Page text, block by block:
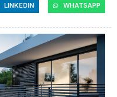
LINKEDIN WHATSAPP